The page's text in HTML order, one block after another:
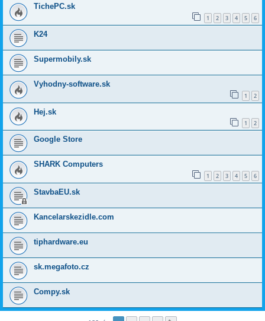
TichePC.sk
1 2 3 4 5 6
K24
Supermobily.sk
Vyhodny-software.sk
1 2
Hej.sk
1 2
Google Store
SHARK Computers
1 2 3 4 5 6
StavbaEU.sk
Kancelarskezidle.com
tiphardware.eu
sk.megafoto.cz
Compy.sk